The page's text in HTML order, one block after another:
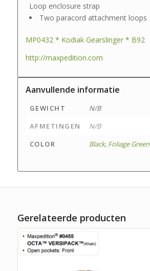
Loop enclosure strap
Two paracord attachment loops
MP0432 * Kodiak Gearslinger * B92
http://maxpedition.com
Aanvullende informatie
GEWICHT
N/B
AFMETINGEN
N/B
COLOR
Black, Foliage Green
Gerelateerde producten